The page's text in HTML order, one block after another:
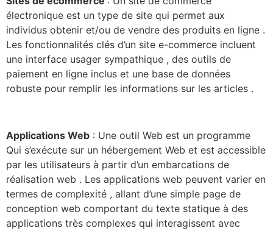
électronique est un type de site qui permet aux
individus obtenir et/ou de vendre des produits en ligne .
Les fonctionnalités clés d’un site e-commerce incluent
une interface usager sympathique , des outils de
paiement en ligne inclus et une base de données
robuste pour remplir les informations sur les articles .
Applications Web : Une outil Web est un programme
Qui s’exécute sur un hébergement Web et est accessible
par les utilisateurs à partir d’un embarcations de
réalisation web . Les applications web peuvent varier en
termes de complexité , allant d’une simple page de
conception web comportant du texte statique à des
applications très complexes qui interagissent avec